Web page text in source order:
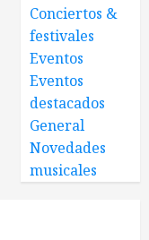
Conciertos &
festivales
Eventos
Eventos
destacados
General
Novedades
musicales